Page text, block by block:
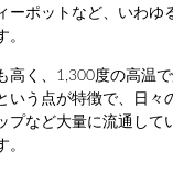
ーポットなど、いわゆ
。
高く、1,300度の高温
いう点が特徴で、日々
プなど大量に流通して
。